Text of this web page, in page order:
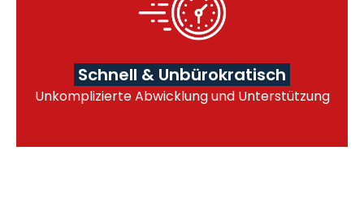
Schnell & Unbürokratisch
Unkomplizierte Abwicklung und Unterstützung